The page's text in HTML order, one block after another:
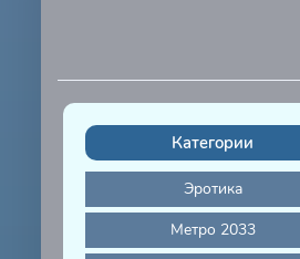
Категории
Эротика
Метро 2033